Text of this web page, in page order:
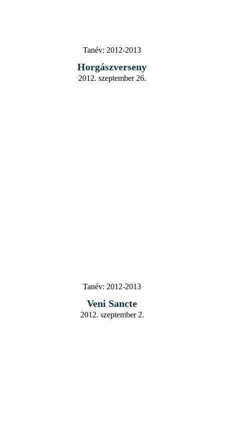
Tanév: 2012-2013
Horgászverseny
2012. szeptember 26.
Tanév: 2012-2013
Veni Sancte
2012. szeptember 2.